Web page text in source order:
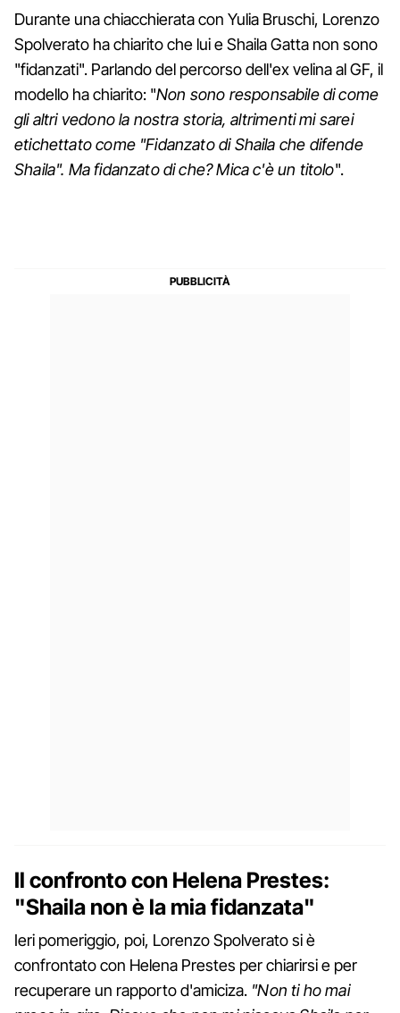
Durante una chiacchierata con Yulia Bruschi, Lorenzo
Spolverato ha chiarito che lui e Shaila Gatta non sono
"fidanzati". Parlando del percorso dell'ex velina al GF, il
modello ha chiarito: "Non sono responsabile di come
gli altri vedono la nostra storia, altrimenti mi sarei
etichettato come "Fidanzato di Shaila che difende
Shaila". Ma fidanzato di che? Mica c'è un titolo".
Il confronto con Helena Prestes:
"Shaila non è la mia fidanzata"
Ieri pomeriggio, poi, Lorenzo Spolverato si è
confrontato con Helena Prestes per chiarirsi e per
recuperare un rapporto d'amiciza. "Non ti ho mai